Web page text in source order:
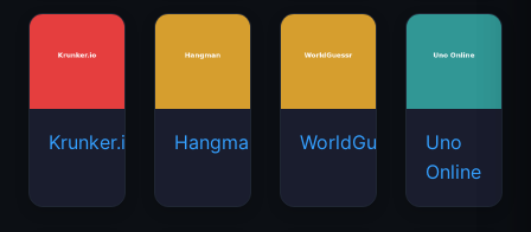
Krunker.io Hangman WorldGuessr
Uno
Online